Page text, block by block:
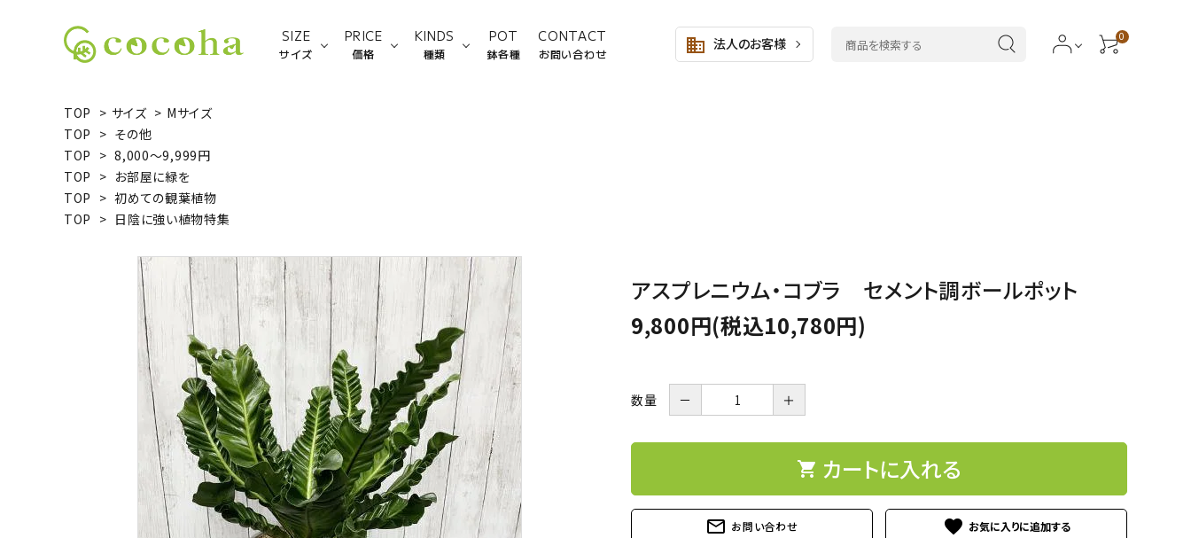
SIZE
サイズ
PRICE
価格
KINDS
種類
ビカクシダ
POT
鉢各種
CONTACT
お問い合わせ business 法人のお客様 0
ACCOUNT MENU
ようこそ ゲスト 様
TOP > サイズ > Mサイズ
TOP > その他
TOP > 8,000～9,999円
TOP > お部屋に緑を
TOP > 初めての観葉植物
TOP > 日陰に強い植物特集
アスプレニウム・コブラ セメント調ボールポット
9,800円(税込10,780円)
数量 － ＋
shopping_cart カートに入れる
mail_outline お問い合わせ favorite